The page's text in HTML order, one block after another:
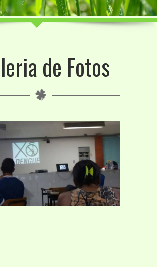
de Fotos